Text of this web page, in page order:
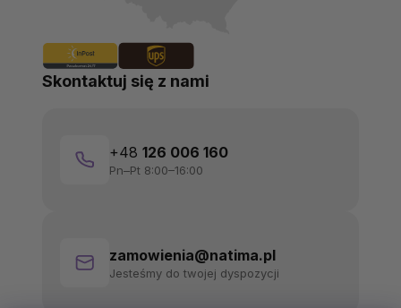
Skontaktuj się z nami
+48 126 006 160
Pn–Pt 8:00–16:00
zamowienia@natima.pl
Jesteśmy do twojej dyspozycji